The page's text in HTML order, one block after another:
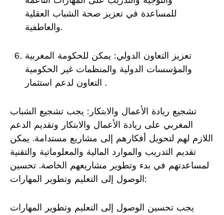
للمساعدة في تعزيز صحة الشباب العقلية
والعاطفية.
تعزيز التعاون الدولي: يمكن للحكومة المغربية
والمؤسسات الدولية والمنظمات غير الحكومية
التعاون لدعم استثمار .
تشجيع ريادة الأعمال والابتكار: يجب تشجيع الشباب
المغربي على ريادة الأعمال والابتكار وتقديم الدعم
اللازم لهم لتحويل أفكارهم إلى مشاريع مستدامة. يمكن
تقديم التدريب والموارد المالية والمعلوماتية والتقنية
لمساعدتهم في بدء وتطوير مشاريعهم الخاصة. تحسين
الوصول إلى التعليم وتطوير المهارات:
يجب تحسين الوصول إلى التعليم وتطوير المهارات